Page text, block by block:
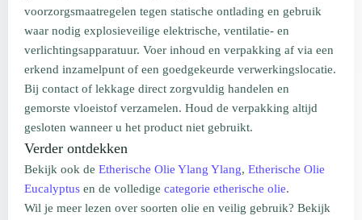
voorzorgsmaatregelen tegen statische ontlading en gebruik
waar nodig explosieveilige elektrische, ventilatie- en
verlichtingsapparatuur. Voer inhoud en verpakking af via een
erkend inzamelpunt of een goedgekeurde verwerkingslocatie.
Bij contact of lekkage direct zorgvuldig handelen en
gemorste vloeistof verzamelen. Houd de verpakking altijd
gesloten wanneer u het product niet gebruikt.
Verder ontdekken
Bekijk ook de Etherische Olie Ylang Ylang, Etherische Olie
Eucalyptus en de volledige categorie etherische olie.
Wil je meer lezen over soorten olie en veilig gebruik? Bekijk